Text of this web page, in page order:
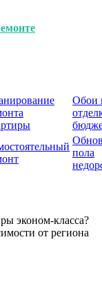
Обои
пола
эконом-класса?
от региона